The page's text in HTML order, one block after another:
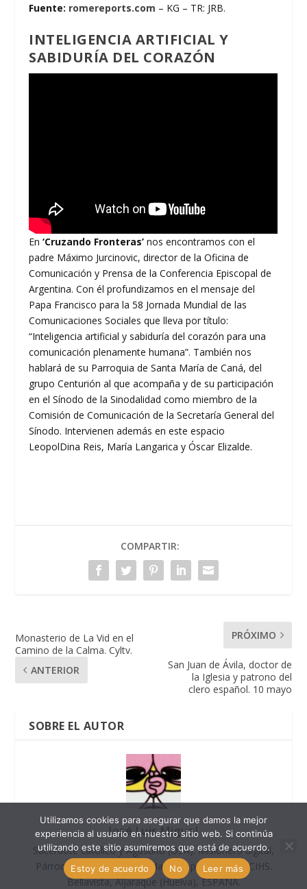
Fuente: romereports.com – KG – TR: JRB.
INTELIGENCIA ARTIFICIAL Y
SABIDURÍA DEL CORAZÓN
En ‘Cruzando Fronteras’ nos encontramos con el
padre Máximo Jurcinovic, director de la Oficina de
Comunicación y Prensa de la Conferencia Episcopal de
Argentina. Con él profundizamos en el mensaje del
Papa Francisco para la 58 Jornada Mundial de las
Comunicaciones Sociales que lleva por título:
“Inteligencia artificial y sabiduría del corazón para una
comunicación plenamente humana”. También nos
hablará de su Parroquia de Santa María de Caná, del
grupo Centurión al que acompaña y de su participación
en el Sínodo de la Sinodalidad como miembro de la
Comisión de Comunicación de la Secretaría General del
Sínodo. Intervienen además en este espacio
LeopolDina Reis, María Langarica y Óscar Elizalde.
COMPARTIR:
Monasterio de La Vid en el
Camino de la Calma. Cyltv.
ANTERIOR
PRÓXIMO
San Juan de Ávila, doctor de
la Iglesia y patrono del
clero español. 10 mayo
SOBRE EL AUTOR
José Luis Miguel
Sacerdote católico y Agustino (OSA). Misionero digital,
Párroco, Licenciado en Pedagogía por Comillas CIHS.
Bellavista, Aljaraque (Huelva), ESPAÑA.
Utilizamos cookies para asegurar que damos la mejor
experiencia al usuario en nuestro sitio web. Si continúa
utilizando este sitio asumiremos que está de acuerdo.
Estoy de acuerdo
No Leer más